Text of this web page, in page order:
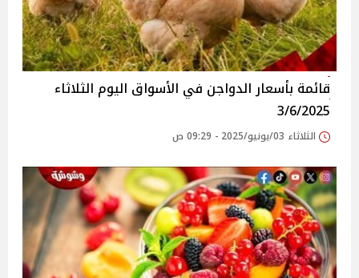
قائمة بأسعار الدواجن في الأسواق‎‎ اليوم الثلاثاء
3/6/2025
الثلاثاء 03/يونيو/2025 - 09:29 ص